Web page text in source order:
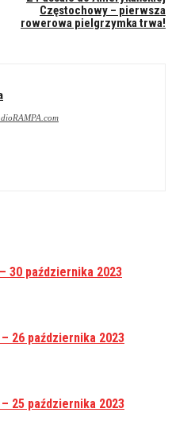
Częstochowy – pierwsza
rowerowa pielgrzymka trwa!
30 października 2023
26 października 2023
25 października 2023